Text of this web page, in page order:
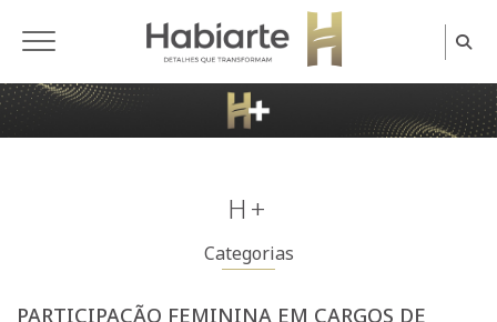
H+
Categorias
PARTICIPAÇÃO FEMININA EM CARGOS DE